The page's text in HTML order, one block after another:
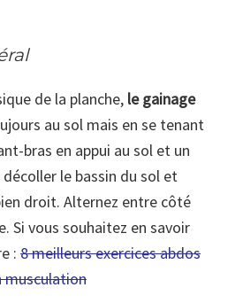
de la planche, le gainage
au sol mais en se tenant
bras en appui au sol et un
le bassin du sol et
droit. Alternez entre côté
Si vous souhaitez en savoir
: 8 meilleurs exercices abdos
musculation